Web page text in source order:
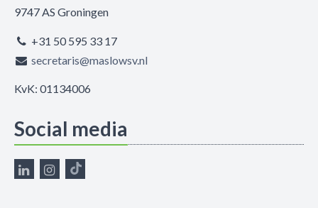
9747 AS Groningen
+31 50 595 33 17
secretaris@maslowsv.nl
KvK: 01134006
Social media